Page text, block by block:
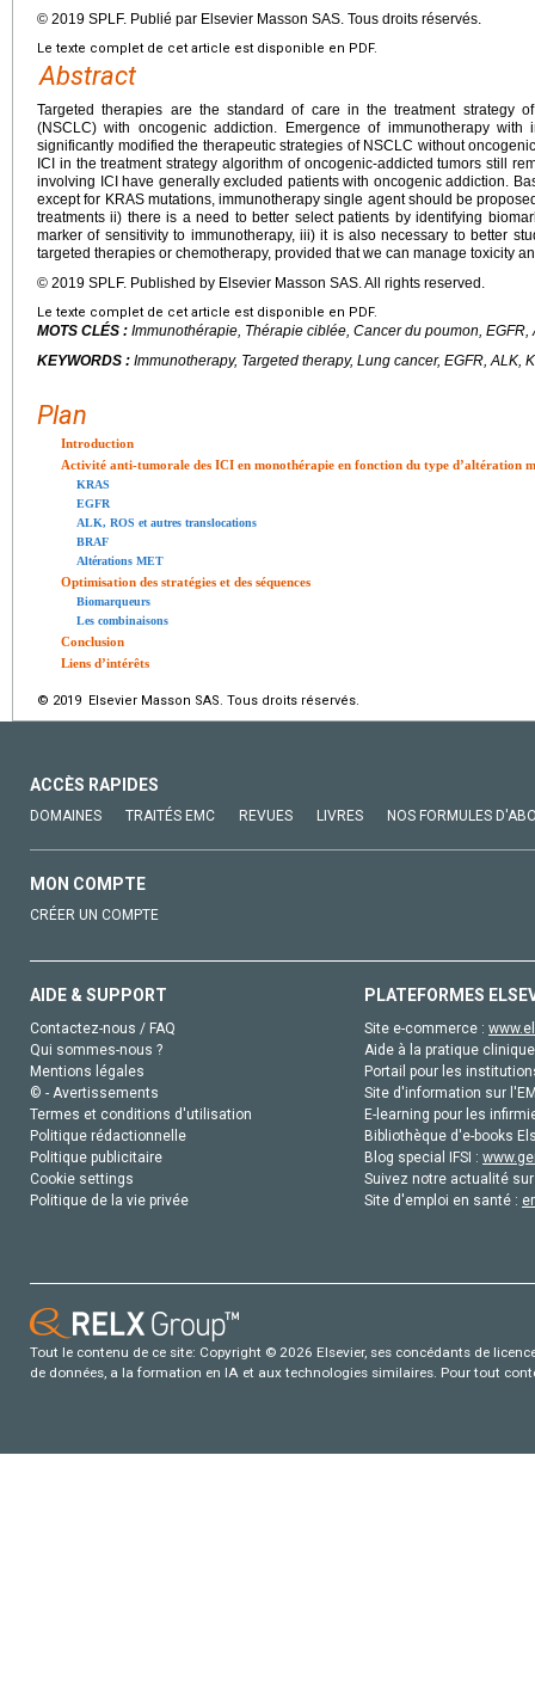
© 2019 SPLF. Publié par Elsevier Masson SAS. Tous droits réservés.
Le texte complet de cet article est disponible en PDF.
Abstract
Targeted therapies are the standard of care in the treatment strategy
(NSCLC) with oncogenic addiction. Emergence of immunotherapy with
significantly modified the therapeutic strategies of NSCLC without
ICI in the treatment strategy algorithm of oncogenic-addicted tumors still
involving ICI have generally excluded patients with oncogenic addiction.
except for KRAS mutations, immunotherapy single agent should be
treatments ii) there is a need to better select patients by identifying
marker of sensitivity to immunotherapy, iii) it is also necessary to better
targeted therapies or chemotherapy, provided that we can manage toxicity
© 2019 SPLF. Published by Elsevier Masson SAS. All rights reserved.
Le texte complet de cet article est disponible en PDF.
MOTS CLÉS : Immunothérapie, Thérapie ciblée, Cancer du poumon, EGFR,
KEYWORDS : Immunotherapy, Targeted therapy, Lung cancer, EGFR, ALK,
Plan
Introduction
Activité anti-tumorale des ICI en monothérapie en fonction du type d’altération
KRAS
EGFR
ALK, ROS et autres translocations
BRAF
Altérations MET
Optimisation des stratégies et des séquences
Biomarqueurs
Les combinaisons
Conclusion
Liens d’intérêts
© 2019 Elsevier Masson SAS. Tous droits réservés.
ACCÈS RAPIDES
DOMAINES TRAITÉS EMC REVUES LIVRES NOS FORMULES
MON COMPTE
CRÉER UN COMPTE
AIDE & SUPPORT
Contactez-nous / FAQ
Qui sommes-nous ?
Mentions légales
© - Avertissements
Termes et conditions d'utilisation
Politique rédactionnelle
Politique publicitaire
Cookie settings
Politique de la vie privée
PLATEFORMES
Site e-commerce :
Aide à la pratique
Portail pour les
Site d'information sur
E-learning pour les
Bibliothèque d'e-books
Blog special IFSI :
Suivez notre actualité
Site d'emploi en santé :
Tout le contenu de ce site: Copyright © 2026 Elsevier, ses concédants de
de données, a la formation en IA et aux technologies similaires. Pour tout